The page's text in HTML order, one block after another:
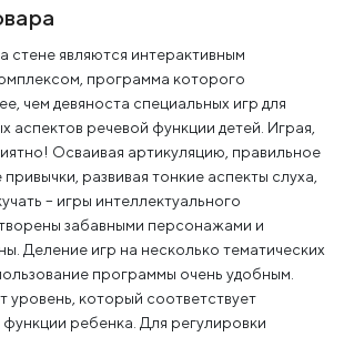
стене являются интерактивным
программа которого
чем девяноста специальных игр для
аспектов речевой функции детей. Играя,
Осваивая артикуляцию, правильное
развивая тонкие аспекты слуха,
– игры интеллектуального
забавными персонажами и
Деление игр на несколько тематических
программы очень удобным.
уровень, который соответствует
ребенка. Для регулировки